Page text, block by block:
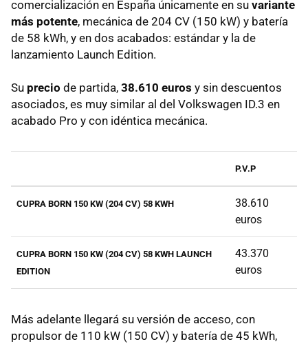
comercialización en España únicamente en su variante
más potente, mecánica de 204 CV (150 kW) y batería
de 58 kWh, y en dos acabados: estándar y la de
lanzamiento Launch Edition.
Su precio de partida, 38.610 euros y sin descuentos
asociados, es muy similar al del Volkswagen ID.3 en
acabado Pro y con idéntica mecánica.
P.V.P
CUPRA BORN 150 KW (204 CV) 58 KWH
38.610
euros
CUPRA BORN 150 KW (204 CV) 58 KWH LAUNCH
EDITION
43.370
euros
Más adelante llegará su versión de acceso, con
propulsor de 110 kW (150 CV) y batería de 45 kWh,